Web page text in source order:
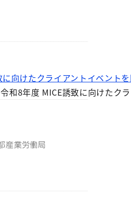
向けたクライアントイベントを
和8年度 MICE誘致に向けたク